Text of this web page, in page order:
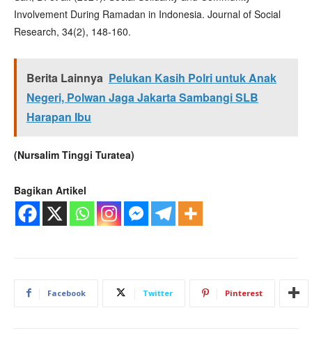
Involvement During Ramadan in Indonesia. Journal of Social
Research, 34(2), 148-160.
Berita Lainnya Pelukan Kasih Polri untuk Anak
Negeri, Polwan Jaga Jakarta Sambangi SLB
Harapan Ibu
(Nursalim Tinggi Turatea)
Bagikan Artikel
Facebook Twitter Pinterest